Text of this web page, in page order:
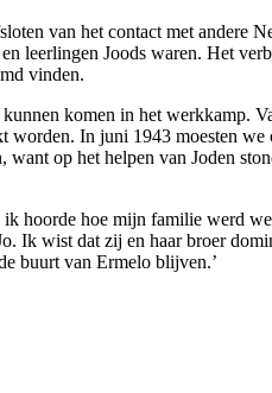
van het contact met
leerlingen Joods waren. Het
vinden.
komen in het werkkamp.
worden. In juni 1943 moesten
op het helpen van Joden
hoorde hoe mijn familie werd
Ik wist dat zij en haar broer
buurt van Ermelo blijven.’